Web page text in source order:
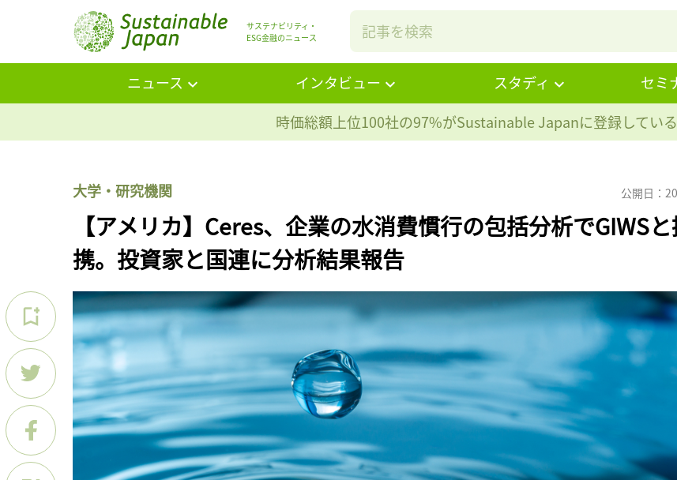
サステナビリティ・
ESG金融のニュース
ニュース インタビュー スタディ セミ
時価総額上位100社の97%がSustainable Japanに登録してい
大学・研究機関 公開日：
【アメリカ】Ceres、企業の水消費慣行の包括分析でGIWS
携。投資家と国連に分析結果報告